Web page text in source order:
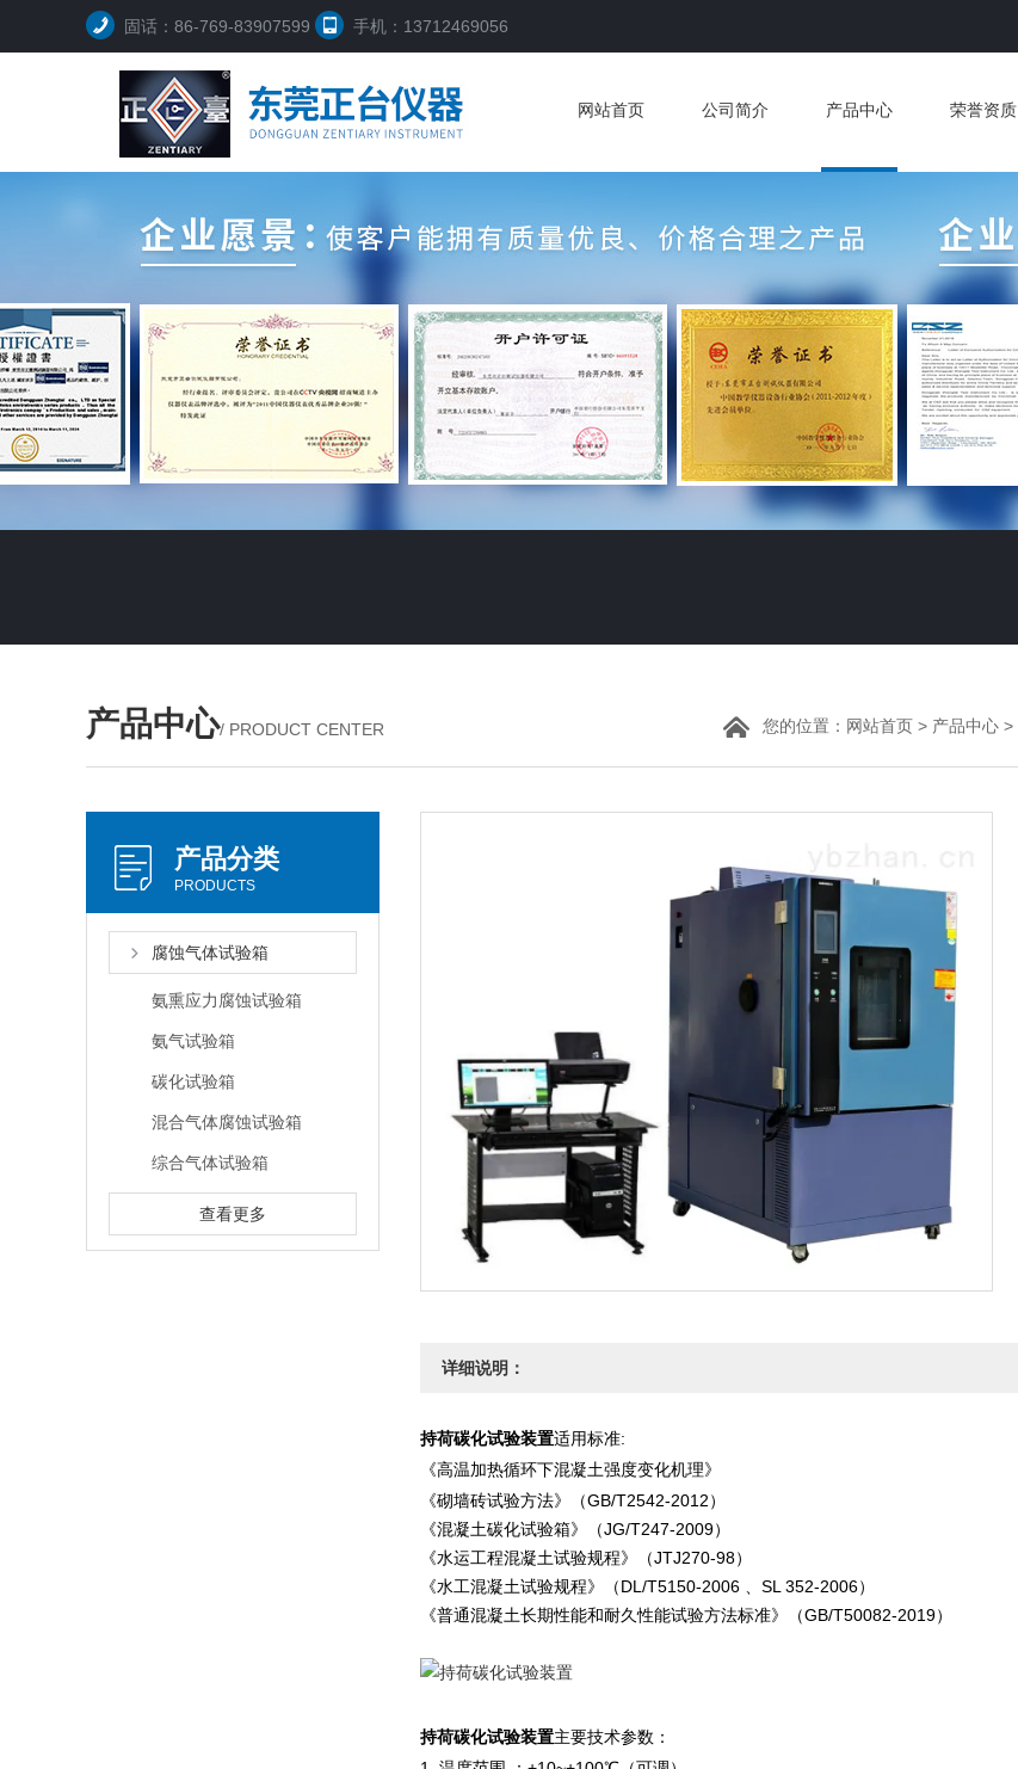
固话：86-769-83907599 手机：13712469056
网站首页 公司简介 产品中心 荣誉资质
产品中心/ PRODUCT CENTER 您的位置： 网站首页 > 产品中心 >
产品分类
PRODUCTS
腐蚀气体试验箱
氨熏应力腐蚀试验箱
氨气试验箱
碳化试验箱
混合气体腐蚀试验箱
综合气体试验箱
查看更多
详细说明：
持荷碳化试验装置适用标准:
《高温加热循环下混凝土强度变化机理》
《砌墙砖试验方法》（GB/T2542-2012）
《混凝土碳化试验箱》（JG/T247-2009）
《水运工程混凝土试验规程》（JTJ270-98）
《水工混凝土试验规程》（DL/T5150-2006 、SL 352-2006）
《普通混凝土长期性能和耐久性能试验方法标准》（GB/T50082-2019）
持荷碳化试验装置主要技术参数：